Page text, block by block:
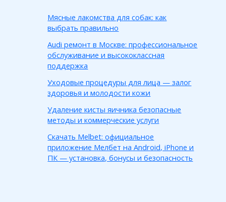
Мясные лакомства для собак: как
выбрать правильно
Audi ремонт в Москве: профессиональное
обслуживание и высококлассная
поддержка
Уходовые процедуры для лица — залог
здоровья и молодости кожи
Удаление кисты яичника безопасные
методы и коммерческие услуги
Скачать Melbet: официальное
приложение Мелбет на Android, iPhone и
ПК — установка, бонусы и безопасность